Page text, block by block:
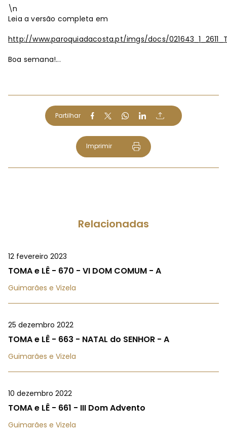
\n
Leia a versão completa em
http://www.paroquiadacosta.pt/imgs/docs/
Boa semana!...
Partilhar
Imprimir
Relacionadas
12 fevereiro 2023
TOMA e LÊ - 670 - VI DOM COMUM - A
Guimarães e Vizela
25 dezembro 2022
TOMA e LÊ - 663 - NATAL do SENHOR - A
Guimarães e Vizela
10 dezembro 2022
TOMA e LÊ - 661 - III Dom Advento
Guimarães e Vizela